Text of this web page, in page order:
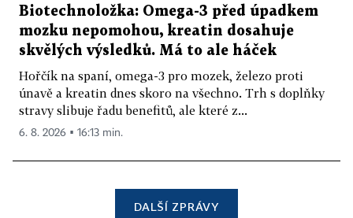
Biotechnoložka: Omega-3 před úpadkem
mozku nepomohou, kreatin dosahuje
skvělých výsledků. Má to ale háček
Hořčík na spaní, omega-3 pro mozek, železo proti
únavě a kreatin dnes skoro na všechno. Trh s doplňky
stravy slibuje řadu benefitů, ale které z...
6. 8. 2026 ▪ 16:13 min.
DALŠÍ ZPRÁVY